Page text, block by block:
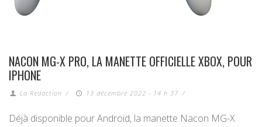
NACON MG-X PRO, LA MANETTE OFFICIELLE XBOX, POUR
IPHONE
La Redaction / 13 décembre 2022 - 14 h 37 /
Déjà disponible pour Android, la manette Nacon MG-X